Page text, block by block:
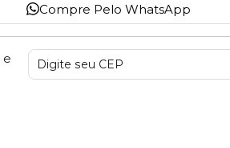
Compre Pelo WhatsApp
e